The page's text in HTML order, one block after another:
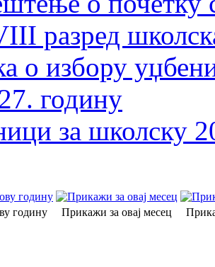
разред
о избору
годину
за школску
годину Прикажи за овај месец